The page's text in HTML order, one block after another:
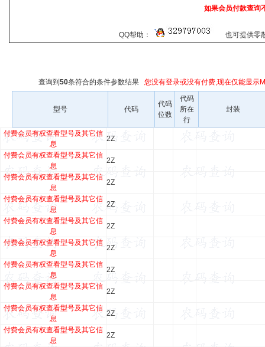
如果会员付款查询
QQ帮助： 也可提供零
查询到 50条符合的条件参数结果 您没有登录或没有付费,现在仅能显示
型号 代码
代码
位数
代码
所在
行
封装
付费会员有权查看型号及其它信
息
2Z
付费会员有权查看型号及其它信
息
2Z
付费会员有权查看型号及其它信
息
2Z
付费会员有权查看型号及其它信
息
2Z
付费会员有权查看型号及其它信
息
2Z
付费会员有权查看型号及其它信
息
2Z
付费会员有权查看型号及其它信
息
2Z
付费会员有权查看型号及其它信
息
2Z
付费会员有权查看型号及其它信
息
2Z
付费会员有权查看型号及其它信
息
2Z